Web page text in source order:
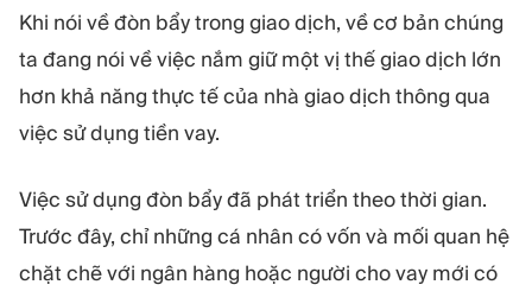
Khi nói về đòn bẩy trong giao dịch, về cơ bản chúng
ta đang nói về việc nắm giữ một vị thế giao dịch lớn
hơn khả năng thực tế của nhà giao dịch thông qua
việc sử dụng tiền vay.
Việc sử dụng đòn bẩy đã phát triển theo thời gian.
Trước đây, chỉ những cá nhân có vốn và mối quan hệ
chặt chẽ với ngân hàng hoặc người cho vay mới có